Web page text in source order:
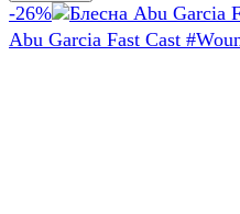
-26%
Abu Garcia Fast Cast